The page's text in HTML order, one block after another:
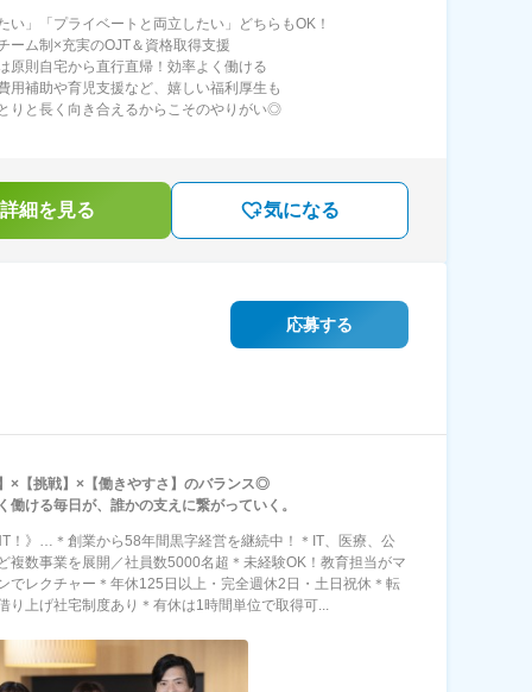
い」「プライベートと両立したい」どちらもOK！
ーム制×充実のOJT＆資格取得支援
原則自宅から直行直帰！効率よく働ける
用補助や育児支援など、嬉しい福利厚生も
りと長く向き合えるからこそのやりがい◎
細を見る 気になる
応募する
×【挑戦】×【働きやすさ】のバランス◎
働ける毎日が、誰かの支えに繋がっていく。
！》…＊創業から58年間黒字経営を継続中！＊IT、医療、公
複数事業を展開／社員数5000名超＊未経験OK！教育担当がマ
でレクチャー＊年休125日以上・完全週休2日・土日祝休＊転
り上げ社宅制度あり＊有休は1時間単位で取得可...